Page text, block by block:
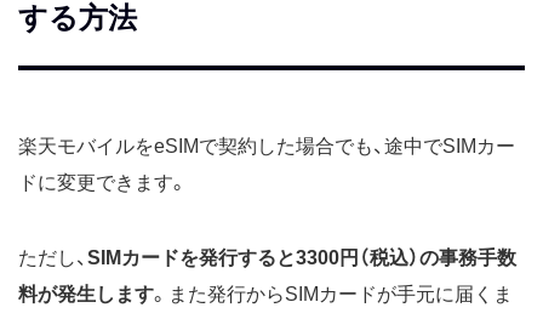
する方法
楽天モバイルをeSIMで契約した場合でも、途中でSIMカー
ドに変更できます。
ただし、 SIMカードを発行すると3300円（税込）の事務手数
料が発生します。また発行からSIMカードが手元に届くま